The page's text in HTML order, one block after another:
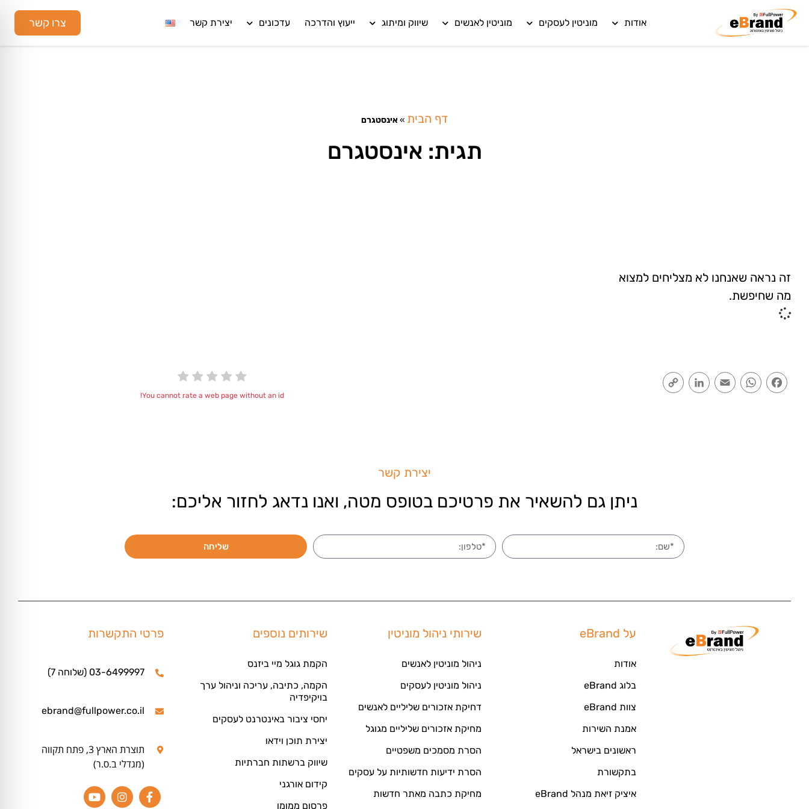
אודות מוניטין לעסקים מוניטין לאנשים שיווק ומיתוג ייעוץ והדרכה עדכונים יצירת קשר צרו קשר
דף הבית »אינסטגרם
תגית: אינסטגרם
זה נראה שאנחנו לא מצליחים למצוא
מה שחיפשת.
Facebook
WhatsApp
Email
LinkedIn
You cannot rate a web page without an id!
יצירת קשר
ניתן גם להשאיר את פרטיכם בטופס מטה, ואנו נדאג לחזור אליכם:
שליחה
על eBrand
אודות
בלוג eBrand
צוות eBrand
אמנת השירות
ראשונים בישראל
בתקשורת
איציק זיאת מנהל eBrand
שירותי ניהול מוניטין
ניהול מוניטין לאנשים
ניהול מוניטין לעסקים
דחיקת אזכורים שליליים לאנשים
מחיקת אזכורים שליליים מגוגל
הסרת מסמכים משפטיים
הסרת ידיעות חדשותיות על עסקים
מחיקת כתבה מאתר חדשות
שירותים נוספים
הקמת גוגל מיי ביזנס
הקמה, כתיבה, עריכה וניהול ערך
בויקיפדיה
יחסי ציבור באינטרנט לעסקים
יצירת תוכן וידאו
שיווק ברשתות חברתיות
קידום אורגני
פרסום ממומן
פרטי התקשרות
03-6499997 (שלוחה 7)
ebrand@fullpower.co.il
תוצרת הארץ 3, פתח תקווה
(מגדלי ב.ס.ר)